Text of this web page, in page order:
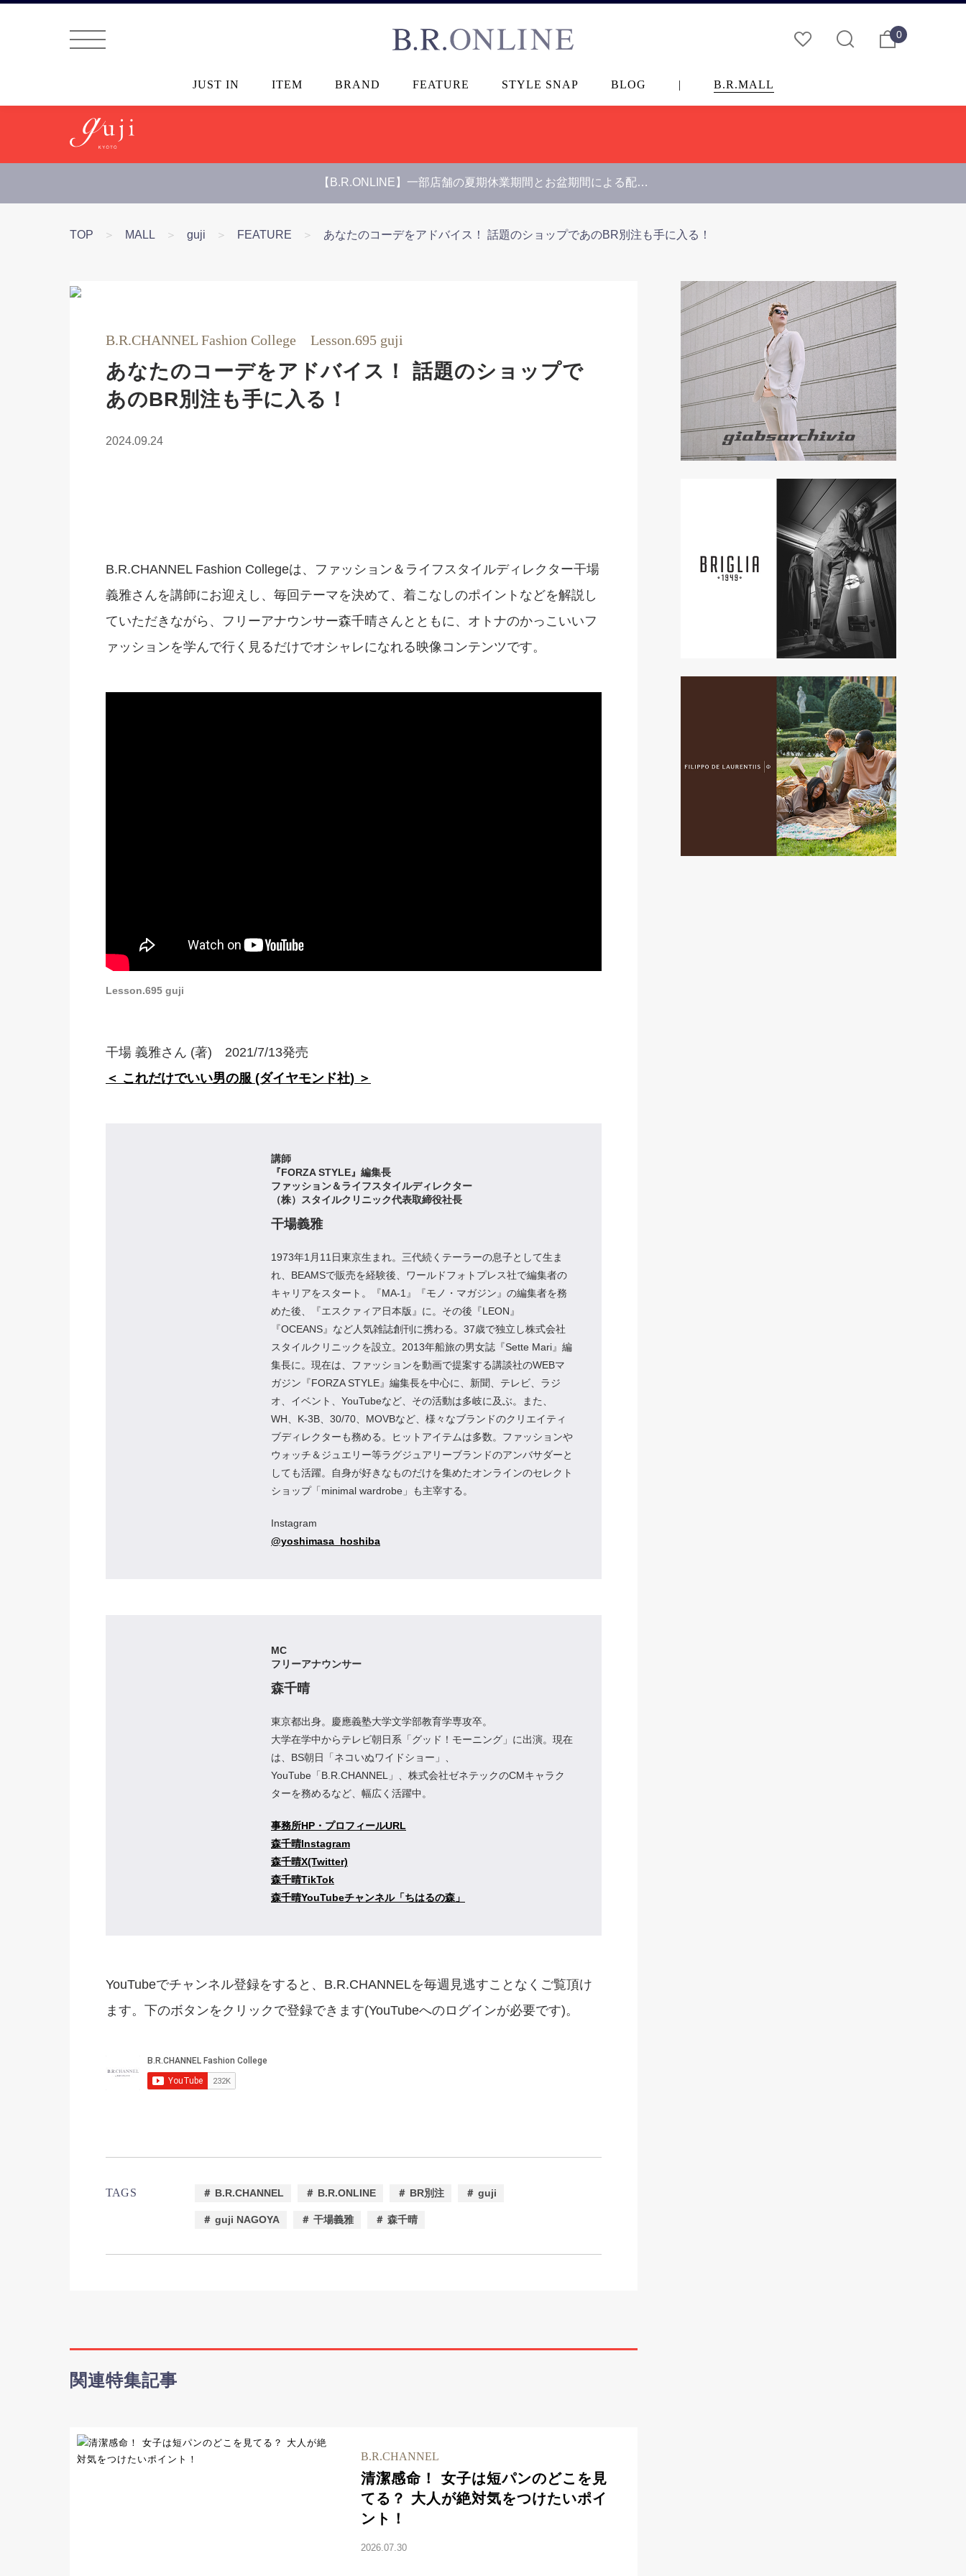
0
JUST IN ITEM BRAND FEATURE STYLE SNAP BLOG | B.R.MALL
【B.R.ONLINE】一部店舗の夏期休業期間とお盆期間による配…
TOP ＞ MALL ＞ guji ＞ FEATURE ＞ あなたのコーデをアドバイス！ 話題のショップであのBR別注も手に入る！
B.R.CHANNEL Fashion College Lesson.695 guji
あなたのコーデをアドバイス！ 話題のショップで
あのBR別注も手に入る！
2024.09.24
B.R.CHANNEL Fashion Collegeは、ファッション＆ライフスタイルディレクター干場
義雅さんを講師にお迎えし、毎回テーマを決めて、着こなしのポイントなどを解説し
ていただきながら、フリーアナウンサー森千晴さんとともに、オトナのかっこいいフ
ァッションを学んで行く見るだけでオシャレになれる映像コンテンツです。
Lesson.695 guji
干場 義雅さん (著) 2021/7/13発売
＜ これだけでいい男の服 (ダイヤモンド社) ＞
講師
『FORZA STYLE』編集長
ファッション＆ライフスタイルディレクター
（株）スタイルクリニック代表取締役社長
干場義雅
1973年1月11日東京生まれ。三代続くテーラーの息子として生ま
れ、BEAMSで販売を経験後、ワールドフォトプレス社で編集者の
キャリアをスタート。『MA-1』『モノ・マガジン』の編集者を務
めた後、『エスクァィア日本版』に。その後『LEON』
『OCEANS』など人気雑誌創刊に携わる。37歳で独立し株式会社
スタイルクリニックを設立。2013年船旅の男女誌『Sette Mari』編
集長に。現在は、ファッションを動画で提案する講談社のWEBマ
ガジン『FORZA STYLE』編集長を中心に、新聞、テレビ、ラジ
オ、イベント、YouTubeなど、その活動は多岐に及ぶ。また、
WH、K-3B、30/70、MOVBなど、様々なブランドのクリエイティ
ブディレクターも務める。ヒットアイテムは多数。ファッションや
ウォッチ＆ジュエリー等ラグジュアリーブランドのアンバサダーと
しても活躍。自身が好きなものだけを集めたオンラインのセレクト
ショップ「minimal wardrobe」も主宰する。
Instagram
@yoshimasa_hoshiba
MC
フリーアナウンサー
森千晴
東京都出身。慶應義塾大学文学部教育学専攻卒。
大学在学中からテレビ朝日系「グッド！モーニング」に出演。現在
は、BS朝日「ネコいぬワイドショー」、
YouTube「B.R.CHANNEL」、株式会社ゼネテックのCMキャラク
ターを務めるなど、幅広く活躍中。
事務所HP・プロフィールURL
森千晴Instagram
森千晴X(Twitter)
森千晴TikTok
森千晴YouTubeチャンネル「ちはるの森」
YouTubeでチャンネル登録をすると、B.R.CHANNELを毎週見逃すことなくご覧頂け
ます。下のボタンをクリックで登録できます(YouTubeへのログインが必要です)。
TAGS ＃ B.R.CHANNEL ＃ B.R.ONLINE ＃ BR別注 ＃ guji
＃ guji NAGOYA ＃ 干場義雅 ＃ 森千晴
関連特集記事
B.R.CHANNEL
清潔感命！ 女子は短パンのどこを見
てる？ 大人が絶対気をつけたいポイ
ント！
2026.07.30